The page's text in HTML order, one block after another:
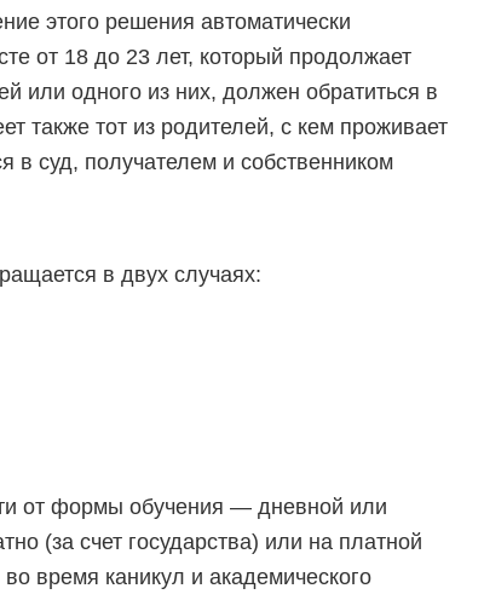
этого решения автоматически
от 18 до 23 лет, который продолжает
или одного из них, должен обратиться в
также тот из родителей, с кем проживает
в суд, получателем и собственником
в двух случаях:
от формы обучения — дневной или
(за счет государства) или на платной
время каникул и академического